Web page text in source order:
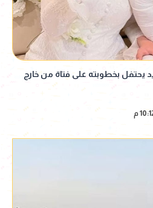
يحتفل بخطوبته على فتاة من خارج